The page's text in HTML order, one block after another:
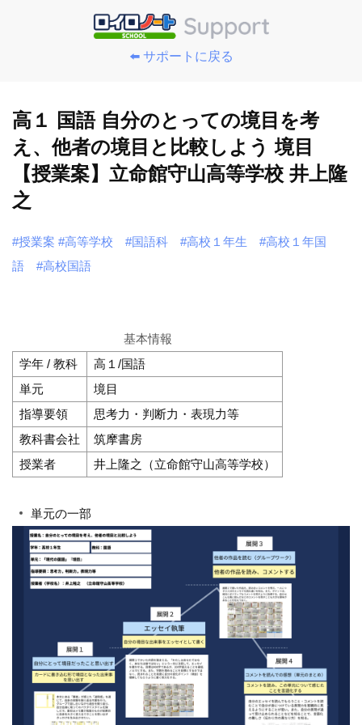
⬅️ サポートに戻る
高１ 国語 自分のとっての境目を考
え、他者の境目と比較しよう 境目
【授業案】立命館守山高等学校 井上隆
之
#授業案 #高等学校 #国語科 #高校１年生
#高校１年国
語
#高校国語
基本情報
学年 / 教科
高１/国語
単元
境目
指導要領
思考力・判断力・表現力等
教科書会社
筑摩書房
授業者
井上隆之（立命館守山高等学校）
単元の一部